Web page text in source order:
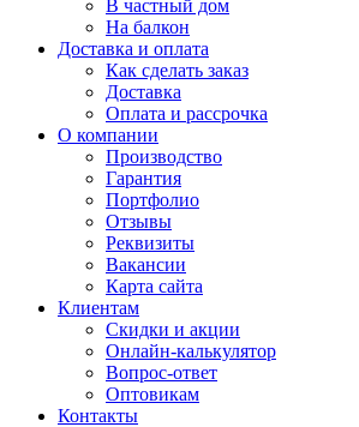
В частный дом
На балкон
Доставка и оплата
Как сделать заказ
Доставка
Оплата и рассрочка
О компании
Производство
Гарантия
Портфолио
Отзывы
Реквизиты
Вакансии
Карта сайта
Клиентам
Скидки и акции
Онлайн-калькулятор
Вопрос-ответ
Оптовикам
Контакты